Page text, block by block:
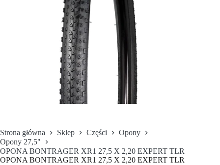
Strona główna Sklep Części
Opony
Opony 27,5"
OPONA BONTRAGER XR1 27,5 X 2,20 EXPERT TLR
OPONA BONTRAGER XR1 27,5 X 2,20 EXPERT TLR